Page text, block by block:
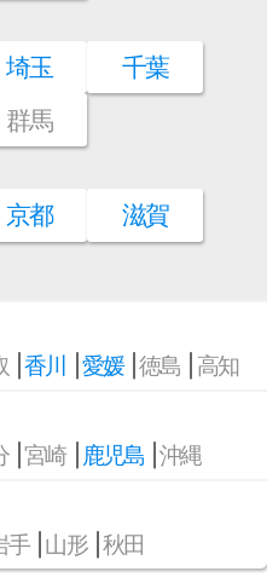
埼玉
千葉
群馬
京都
滋賀
香川 愛媛 徳島 高知
宮崎 鹿児島 沖縄
手 山形 秋田